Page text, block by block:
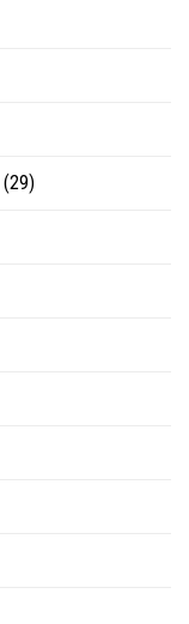
(29)